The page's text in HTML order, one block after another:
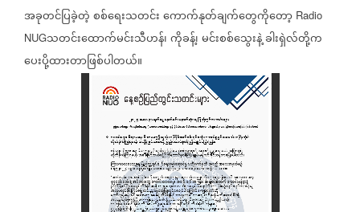
အခုတင်ပြခဲ့တဲ့စစ်ရေးသတင်းကောက်နုတ်ချက်တွေကိုတော့ Radio
NUGသတင်းထောက်မင်းသီဟန်၊ကိုခန့်၊မင်းစစ်သွေးနဲ့ခါးရှဲလ်တို့က
ပေးပို့ထားတာဖြစ်ပါတယ်။